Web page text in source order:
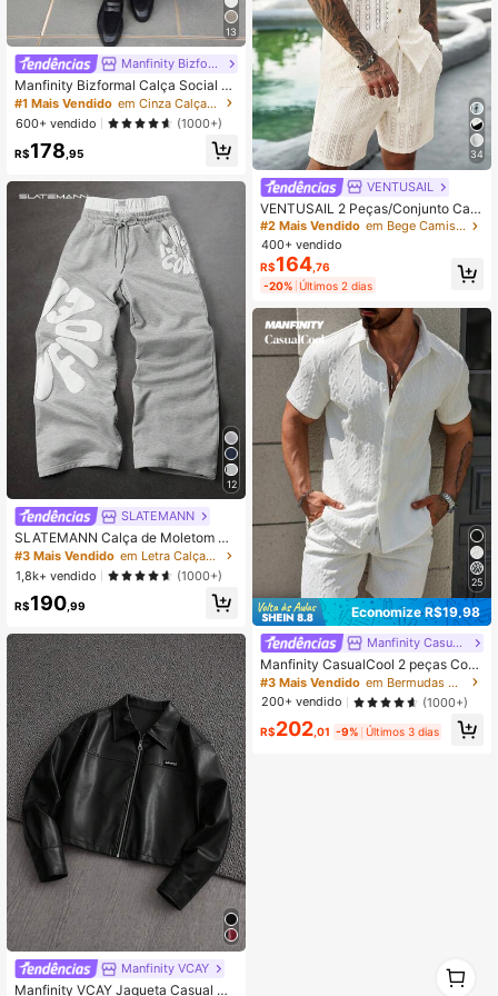
13
Manfinity Bizformal
Manfinity Bizformal Calça Social Fo
rmal Skinny Fit para Homem, Terno
de Negócios, Cerimônia
#1 Mais Vendido
em Cinza Calças de terno masculinas
600+ vendido
(1000+)
R$178 ,95
12
SLATEMANN
SLATEMANN Calça de Moletom Ca
sual Masculina com Cordão na Cint
ura e Caimento Solto com Estampa
de Letras
#3 Mais Vendido
em Letra Calças de moletom masculinas
1,8k+ vendido
(1000+)
R$190 ,99
Manfinity VCAY
Manfinity VCAY Jaqueta Casual Ma
34
VENTUSAIL
VENTUSAIL 2 Peças/Conjunto Cam
isa com Botões e Shorts Vazados e
m Branco Quebrado para Homens,
Roupas Casuais de Férias de Verão,
Roupa de Praia Confortável de Cor
Sólida
#2 Mais Vendido
em Bege Camisa coordenada masculina
400+ vendido
R$164 ,76
-20% Últimos 2 dias
25
Economize R$19,98
Manfinity CasualCool
Manfinity CasualCool 2 peças Conj
unto de Camisa e Shorts Casuais d
e Verão para Homens, Texturizado
e Sólido
#3 Mais Vendido
em Bermudas Camisa coordenada masculina
200+ vendido
(1000+)
R$202,01 -9% Últimos 3 dias